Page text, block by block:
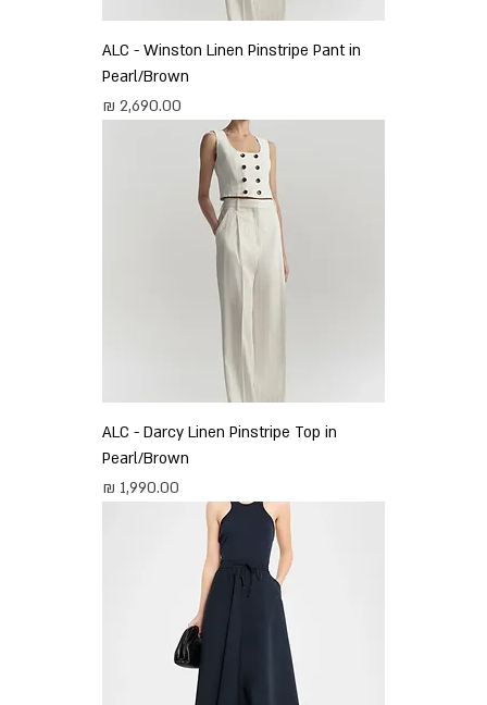
ALC - Winston Linen Pinstripe Pant in
Pearl/Brown
מחיר
ALC - Darcy Linen Pinstripe Top in
Pearl/Brown
מחיר